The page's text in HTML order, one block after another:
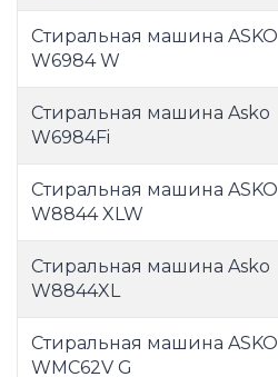
Стиральная машина ASKO
W6984 W
Стиральная машина Asko
W6984Fi
Стиральная машина ASKO
W8844 XLW
Стиральная машина Asko
W8844XL
Стиральная машина ASKO
WMC62V G